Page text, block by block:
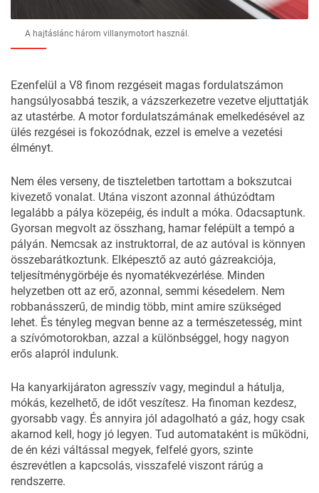
A hajtáslánc három villanymotort használ.
Ezenfelül a V8 finom rezgéseit magas fordulatszámon
hangsúlyosabbá teszik, a vázszerkezetre vezetve eljuttatják
az utastérbe. A motor fordulatszámának emelkedésével az
ülés rezgései is fokozódnak, ezzel is emelve a vezetési
élményt.
Nem éles verseny, de tiszteletben tartottam a bokszutcai
kivezető vonalat. Utána viszont azonnal áthúzódtam
legalább a pálya közepéig, és indult a móka. Odacsaptunk.
Gyorsan megvolt az összhang, hamar felépült a tempó a
pályán. Nemcsak az instruktorral, de az autóval is könnyen
összebarátkoztunk. Elképesztő az autó gázreakciója,
teljesítménygörbéje és nyomatékvezérlése. Minden
helyzetben ott az erő, azonnal, semmi késedelem. Nem
robbanásszerű, de mindig több, mint amire szükséged
lehet. És tényleg megvan benne az a természetesség, mint
a szívómotorokban, azzal a különbséggel, hogy nagyon
erős alapról indulunk.
Ha kanyarkijáraton agresszív vagy, megindul a hátulja,
mókás, kezelhető, de időt veszítesz. Ha finoman kezdesz,
gyorsabb vagy. És annyira jól adagolható a gáz, hogy csak
akarnod kell, hogy jó legyen. Tud automataként is működni,
de én kézi váltással megyek, felfelé gyors, szinte
észrevétlen a kapcsolás, visszafelé viszont rárúg a
rendszerre.